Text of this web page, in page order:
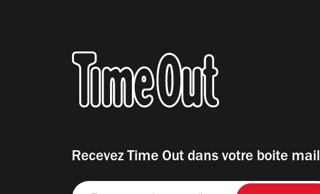
Recevez Time Out dans votre boite mail
Entrez